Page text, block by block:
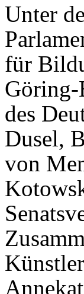
Unter
für
Göring-
des
Dusel,
von